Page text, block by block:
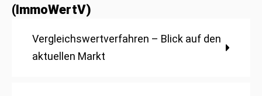
(ImmoWertV)
Vergleichswertverfahren – Blick auf den
aktuellen Markt